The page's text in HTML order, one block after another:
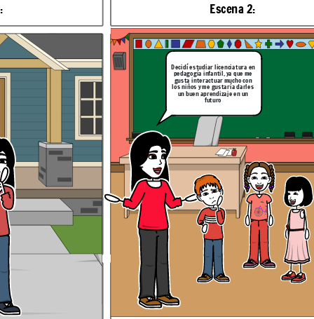
Escena 6:
sobre qué es Explicación de la escena: Samir continúa su introducción hablando de los
documentos de archivo
En mi prueba de liderazgo, obtuve
[emprendedor e innovador (13) creativo
y artistico (15) social comunitario ( 12)
investigador (15) ].considero que este
Escena 2:
personas que verán el video Explicación de la escena: Samir introduce el tema hablando
Decidí estudiar licenciatura en
pedagogía infantil, ya que me
gusta interactuar mucho con
los niños y me gustaría darles
un buen aprendizaje en un
futuro